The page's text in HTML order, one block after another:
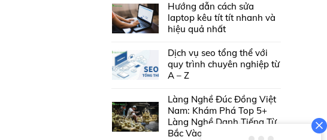
Hướng dẫn cách sửa
laptop kêu tít tít nhanh và
hiệu quả nhất
Dịch vụ seo tổng thể với
quy trình chuyên nghiệp từ
A – Z
Làng Nghề Đúc Đồng Việt
Nam: Khám Phá Top 5+
Làng Nghề Danh Tiếng Từ
Bắc Vào Nam